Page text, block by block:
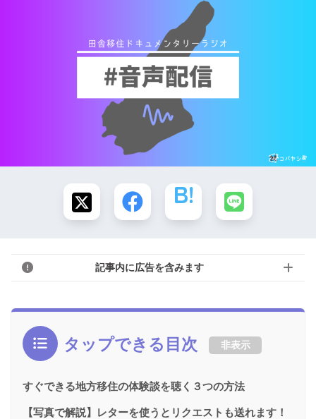
記事内に広告を含みます
タップできる目次 非表示
すぐできる地方移住の体験談を聴く３つの方法
【写真で解説】レターを使うとリクエストも送れます！